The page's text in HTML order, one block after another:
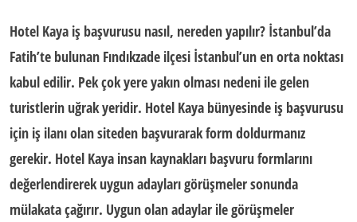
Hotel Kaya iş başvurusu nasıl, nereden yapılır? İstanbul’da
Fatih’te bulunan Fındıkzade ilçesi İstanbul’un en orta noktası
kabul edilir. Pek çok yere yakın olması nedeni ile gelen
turistlerin uğrak yeridir. Hotel Kaya bünyesinde iş başvurusu
için iş ilanı olan siteden başvurarak form doldurmanız
gerekir. Hotel Kaya insan kaynakları başvuru formlarını
değerlendirerek uygun adayları görüşmeler sonunda
mülakata çağırır. Uygun olan adaylar ile görüşmeler